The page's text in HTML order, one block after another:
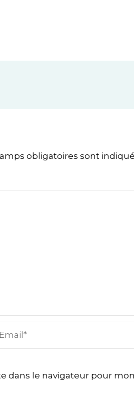
obligatoires sont
dans le navigateur pour